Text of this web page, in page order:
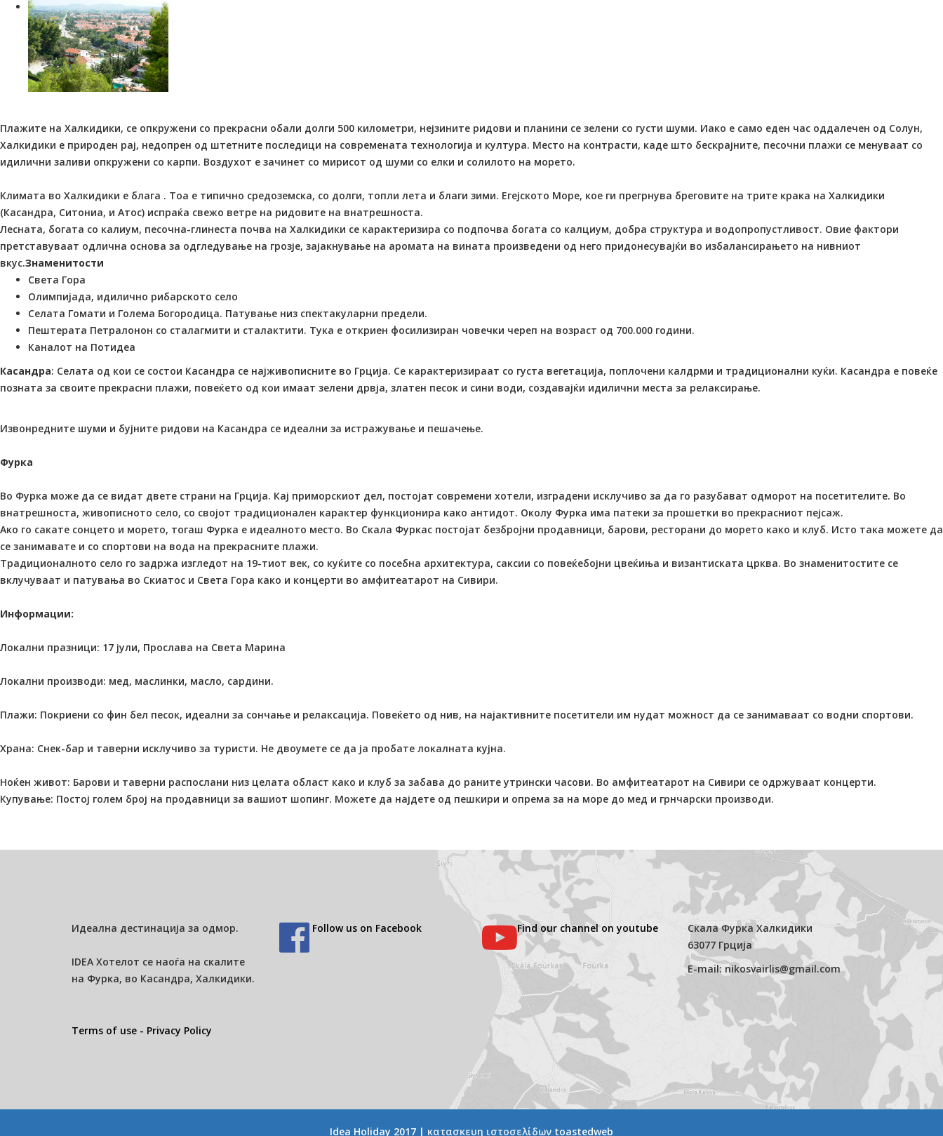
Плажите на Халкидики, се опкружени со прекрасни обали долги 500 километри, нејзините ридови и планини се зелени со густи шуми. Иако е само еден час оддалечен од Солун,
Халкидики е природен рај, недопрен од штетните последици на современата технологија и култура. Место на контрасти, каде што бескрајните, песочни плажи се менуваат со
идилични заливи опкружени со карпи. Воздухот е зачинет со мирисот од шуми со елки и солилото на морето.
Климата во Халкидики е блага . Тоа е типично средoземска, со долги, топли лета и благи зими. Егејското Море, кое ги прегрнува бреговите на трите крака на Халкидики
(Касандра, Ситониа, и Атос) испраќа свежо ветре на ридовите на внатрешноста.
Лесната, богата со калиум, песочна-глинеста почва на Халкидики се карактеризира со подпочва богата со калциум, добра структура и водопропустливост. Овие фактори
претставуваат одлична основа за одгледување на грозје, зајакнување на аромата на вината произведени од него придонесувајќи во избалансирањето на нивниот
вкус.Знаменитости
Света Гора
Олимпијада, идилично рибарското село
Селата Гомати и Голема Богородица. Патување низ спектакуларни предели.
Пештерата Петралонон со сталагмити и сталактити. Тука е откриен фосилизиран човечки череп на возраст од 700.000 години.
Каналот на Потидеа
Касандра: Селата од кои се состои Касандра се најживописните во Грција. Се карактеризираат со густа вегетација, поплочени калдрми и традиционални куќи. Касандра е повеќе
позната за своите прекрасни плажи, повеќето од кои имаат зелени дрвја, златен песок и сини води, создавајќи идилични места за релаксирање.
Извонредните шуми и бујните ридови на Касандра се идеални за истражување и пешачење.
Фурка
Во Фурка може да се видат двете страни на Грција. Кај приморскиот дел, постојат современи хотели, изградени исклучиво за да го разубават одморот на посетителите. Во
внатрешноста, живописното село, со својот традиционален карактер функционира како антидот. Околу Фурка има патеки за прошетки во прекрасниот пејсаж.
Ако го сакате сонцето и морето, тогаш Фурка е идеалното место. Во Скала Фуркас постојат безбројни продавници, барови, ресторани до морето како и клуб. Исто така можете да
се занимавате и со спортови на вода на прекрасните плажи.
Традиционалното село го задржа изгледот на 19-тиот век, со куќите со посебна архитектура, саксии со повеќебојни цвеќиња и византиската црква. Во знаменитостите се
вклучуваат и патувања во Скиатос и Света Гора како и концерти во амфитеатарот на Сивири.
Информации:
Локални празници: 17 јули, Прослава на Света Марина
Локални производи: мед, маслинки, масло, сардини.
Плажи: Покриени со фин бел песок, идеални за сончање и релаксација. Повеќето од нив, на најактивните посетители им нудат можност да се занимаваат со водни спортови.
Храна: Снек-бар и таверни исклучиво за туристи. Не двоумете се да ја пробате локалната кујна.
Ноќен живот: Барови и таверни распослани низ целата област како и клуб за забава до раните утрински часови. Во амфитеатарот на Сивири се одржуваат концерти.
Купување: Постој голем број на продавници за вашиот шопинг. Можете да најдете од пешкири и опрема за на море до мед и грнчарски производи.
Идеална дестинација за одмор.
IDEA Хотелот се наоѓа на скалите
на Фурка, во Касандра, Халкидики.
Terms of use - Privacy Policy
Follow us on Facebook Find our channel on youtube
Скала Фурка Халкидики
63077 Грција
E-mail: nikosvairlis@gmail.com
Idea Holiday 2017 | κατασκευη ιστοσελίδων toastedweb